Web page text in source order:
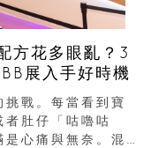
方花多眼亂？3
展入手好時機
戰。每當看到寶
肚仔「咕嚕咕
心痛與無奈。混